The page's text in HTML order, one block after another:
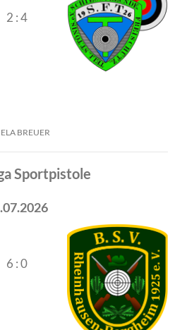
2 : 4
BREUER
Sportpistole
6 : 0